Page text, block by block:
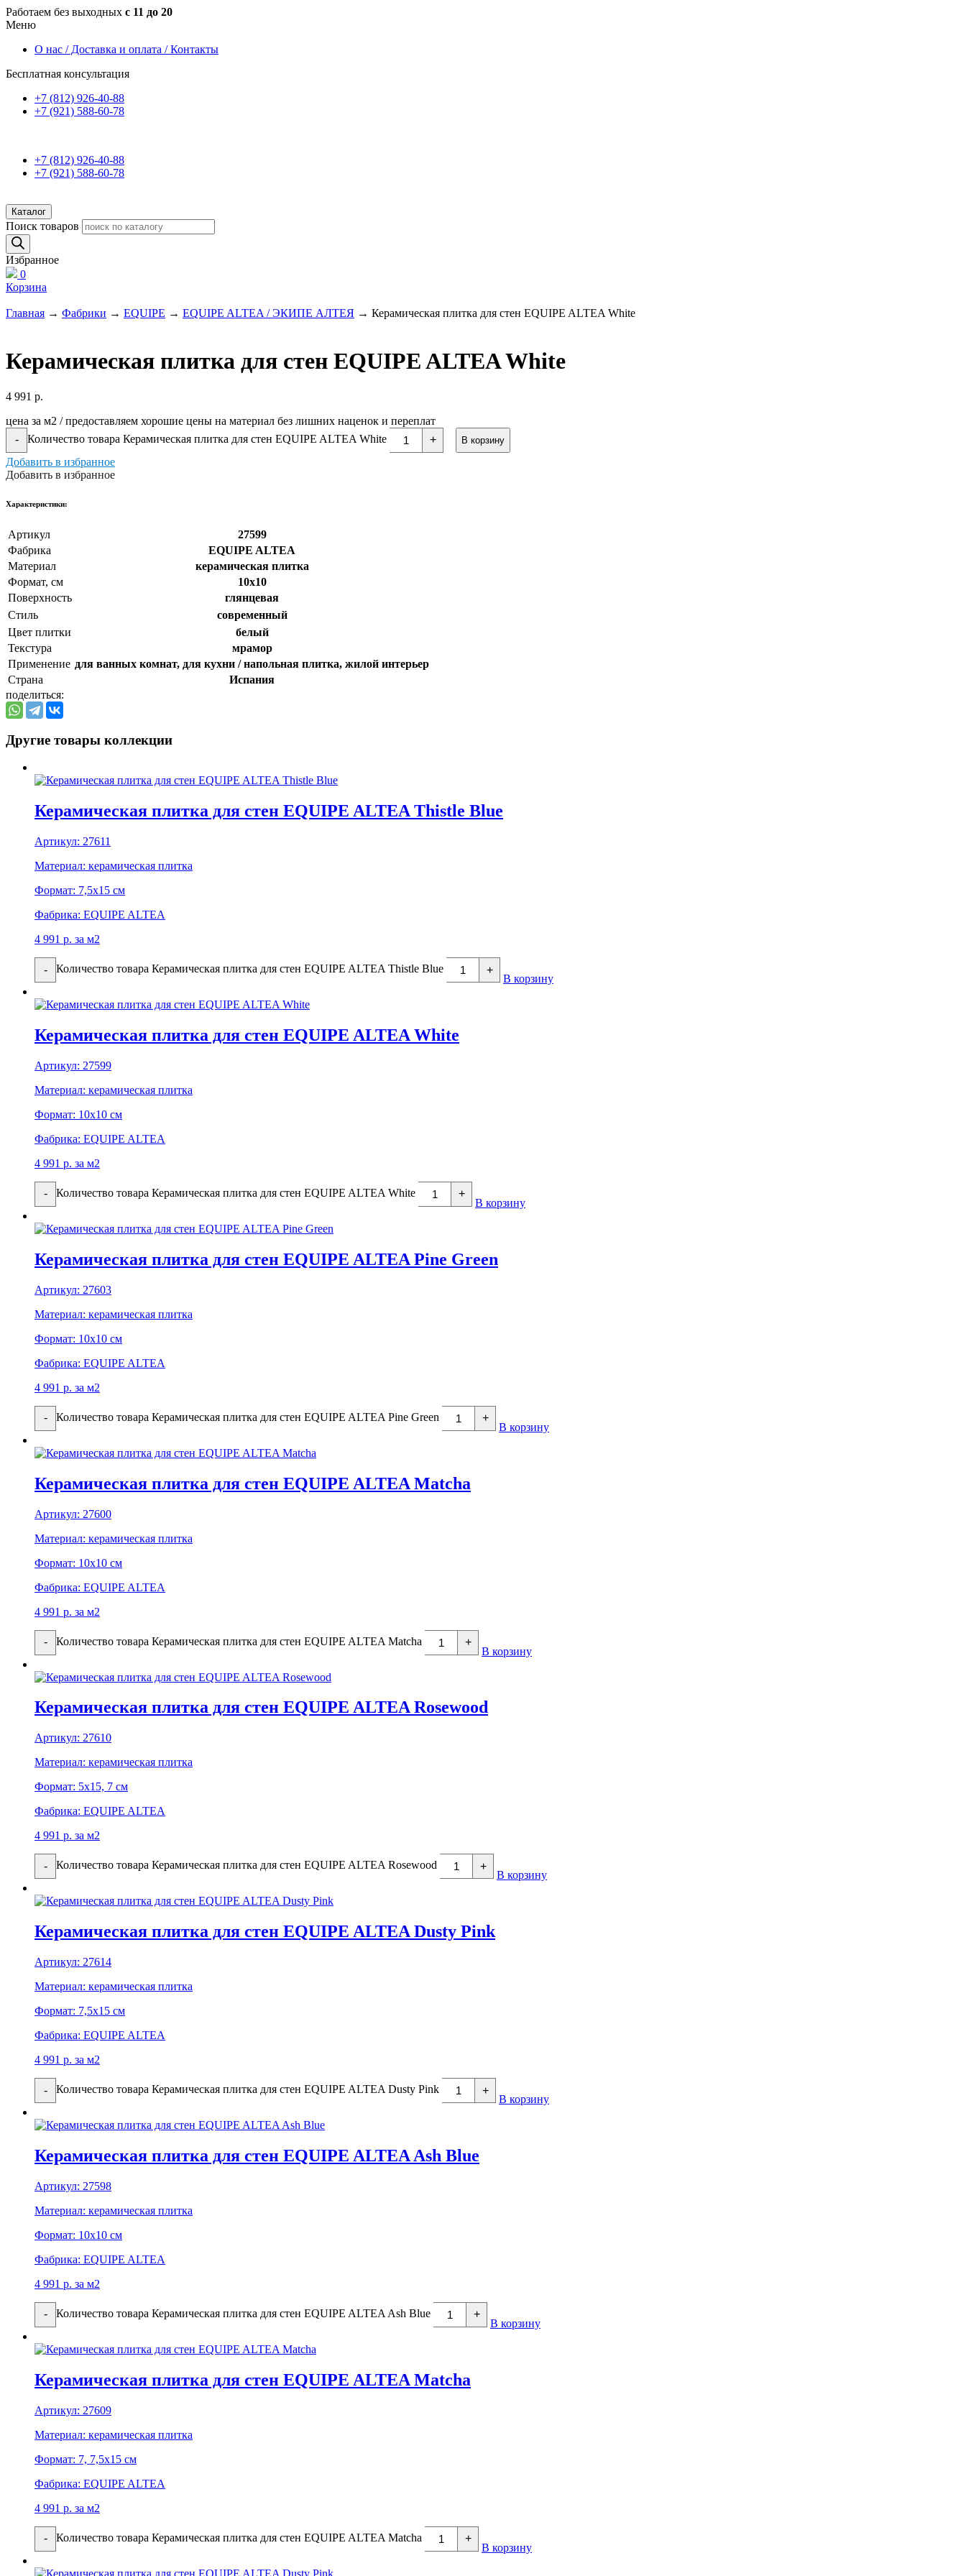
Работаем без выходных с 11 до 20
Меню
О нас / Доставка и оплата / Контакты
Бесплатная консультация
+7 (812) 926-40-88
+7 (921) 588-60-78
+7 (812) 926-40-88
+7 (921) 588-60-78
Каталог
Поиск товаров
Избранное
0
Корзина
Главная → Фабрики → EQUIPE → EQUIPE ALTEA / ЭКИПЕ АЛТЕЯ → Керамическая плитка для стен EQUIPE ALTEA White
Керамическая плитка для стен EQUIPE ALTEA White
4 991 р.
цена за м2 / предоставляем хорошие цены на материал без лишних наценок и переплат
-
Количество товара Керамическая плитка для стен EQUIPE ALTEA White + В корзину
Добавить в избранное
Добавить в избранное
Xарактеристики:
Артикул
27599
Фабрика
EQUIPE ALTEA
Материал
керамическая плитка
Формат, см
10x10
Поверхность
глянцевая
Стиль
cовременный
Цвет плитки
белый
Текстура
мрамор
Применение для ванных комнат, для кухни / напольная плитка, жилой интерьер
Страна
Испания
поделиться:
Другие товары коллекции
Керамическая плитка для стен EQUIPE ALTEA Thistle Blue
Артикул: 27611
Материал: керамическая плитка
Формат: 7,5x15 см
Фабрика: EQUIPE ALTEA
4 991 р. за м2
- Количество товара Керамическая плитка для стен EQUIPE ALTEA Thistle Blue +
В корзину
Керамическая плитка для стен EQUIPE ALTEA White
Артикул: 27599
Материал: керамическая плитка
Формат: 10x10 см
Фабрика: EQUIPE ALTEA
4 991 р. за м2
- Количество товара Керамическая плитка для стен EQUIPE ALTEA White +
В корзину
Керамическая плитка для стен EQUIPE ALTEA Pine Green
Артикул: 27603
Материал: керамическая плитка
Формат: 10x10 см
Фабрика: EQUIPE ALTEA
4 991 р. за м2
- Количество товара Керамическая плитка для стен EQUIPE ALTEA Pine Green +
В корзину
Керамическая плитка для стен EQUIPE ALTEA Matcha
Артикул: 27600
Материал: керамическая плитка
Формат: 10x10 см
Фабрика: EQUIPE ALTEA
4 991 р. за м2
- Количество товара Керамическая плитка для стен EQUIPE ALTEA Matcha +
В корзину
Керамическая плитка для стен EQUIPE ALTEA Rosewood
Артикул: 27610
Материал: керамическая плитка
Формат: 5x15, 7 см
Фабрика: EQUIPE ALTEA
4 991 р. за м2
- Количество товара Керамическая плитка для стен EQUIPE ALTEA Rosewood +
В корзину
Керамическая плитка для стен EQUIPE ALTEA Dusty Pink
Артикул: 27614
Материал: керамическая плитка
Формат: 7,5x15 см
Фабрика: EQUIPE ALTEA
4 991 р. за м2
- Количество товара Керамическая плитка для стен EQUIPE ALTEA Dusty Pink +
В корзину
Керамическая плитка для стен EQUIPE ALTEA Ash Blue
Артикул: 27598
Материал: керамическая плитка
Формат: 10x10 см
Фабрика: EQUIPE ALTEA
4 991 р. за м2
- Количество товара Керамическая плитка для стен EQUIPE ALTEA Ash Blue +
В корзину
Керамическая плитка для стен EQUIPE ALTEA Matcha
Артикул: 27609
Материал: керамическая плитка
Формат: 7, 7,5x15 см
Фабрика: EQUIPE ALTEA
4 991 р. за м2
- Количество товара Керамическая плитка для стен EQUIPE ALTEA Matcha +
В корзину